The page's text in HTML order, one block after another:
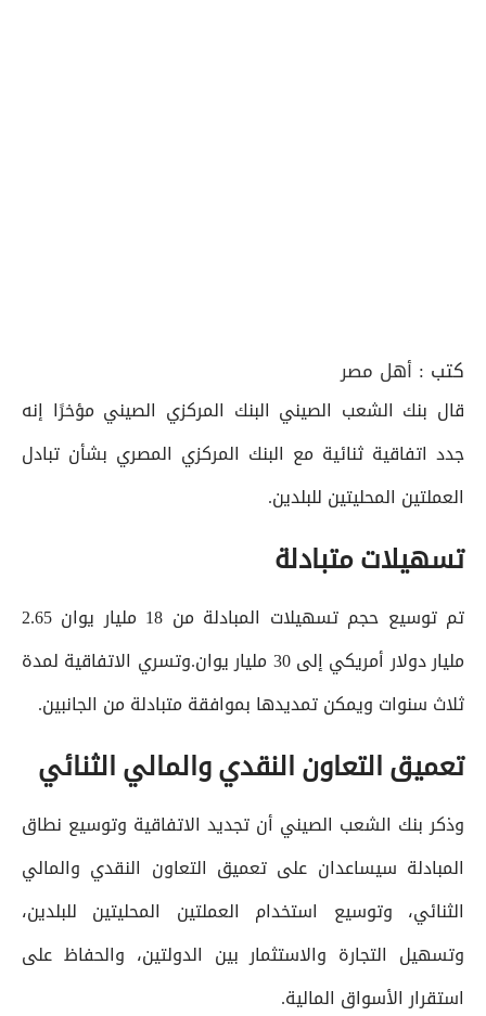
كتب : أهل مصر
قال بنك الشعب الصيني البنك المركزي الصيني مؤخرًا إنه
جدد اتفاقية ثنائية مع البنك المركزي المصري بشأن تبادل
العملتين المحليتين للبلدين.
تسهيلات متبادلة
تم توسيع حجم تسهيلات المبادلة من 18 مليار يوان 2.65
مليار دولار أمريكي إلى 30 مليار يوان.وتسري الاتفاقية لمدة
ثلاث سنوات ويمكن تمديدها بموافقة متبادلة من الجانبين.
تعميق التعاون النقدي والمالي الثنائي
وذكر بنك الشعب الصيني أن تجديد الاتفاقية وتوسيع نطاق
المبادلة سيساعدان على تعميق التعاون النقدي والمالي
الثنائي، وتوسيع استخدام العملتين المحليتين للبلدين،
وتسهيل التجارة والاستثمار بين الدولتين، والحفاظ على
استقرار الأسواق المالية.